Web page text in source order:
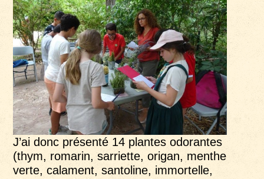
J’ai donc présenté 14 plantes odorantes
(thym, romarin, sarriette, origan, menthe
verte, calament, santoline, immortelle,